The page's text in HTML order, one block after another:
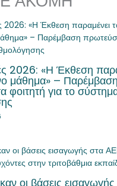
2026: «Η Έκθεση
μάθημα» – Παρέμβαση
φοιτητή για το
οι βάσεις